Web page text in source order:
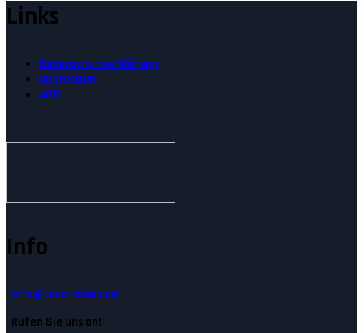
Links
Datenschutzerklärung
Impressum
AGB
Info
Info@tecs-reisen.de
Rufen Sie uns an!